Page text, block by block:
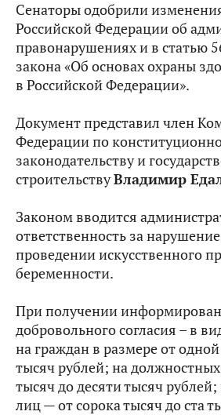
Сенаторы одобрили
Российской Федерации об
правонарушениях и в статью
закона «Об основах охраны
в Российской Федерации».
Документ представил член
Федерации по
законодательству и
строительствуВладимир
Законом вводится
ответственность за
проведении искусственного
беременности.
При получении
добровольного согласия – в
на граждан в размере от
тысяч рублей; на
тысяч до десяти тысяч
лиц — от сорока тысяч до ста